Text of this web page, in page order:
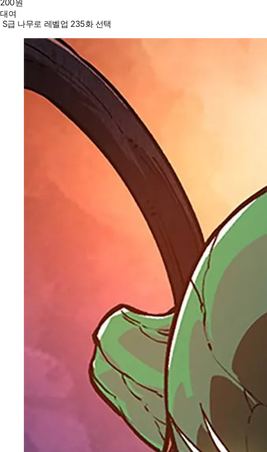
200원
대여
S급 나무로 레벨업 235화 선택